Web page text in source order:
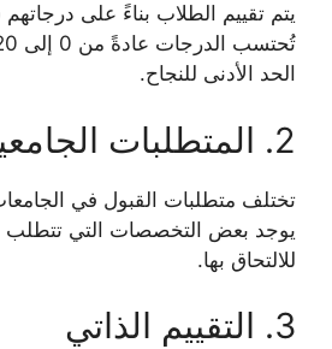
يتم تقييم الطلاب بناءً على
الحد الأدنى للنجاح.
2. المتطلبات الجامعية
تختلف متطلبات القبول في
يوجد بعض التخصصات التي تتطلب
للالتحاق بها.
3. التقييم الذاتي